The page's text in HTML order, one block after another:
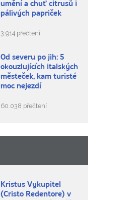
umění a chuť citrusů i
pálivých papriček
3.914 přečtení
Od severu po jih: 5
okouzlujících italských
městeček, kam turisté
moc nejezdí
60.038 přečtení
Kristus Vykupitel
(Cristo Redentore) v